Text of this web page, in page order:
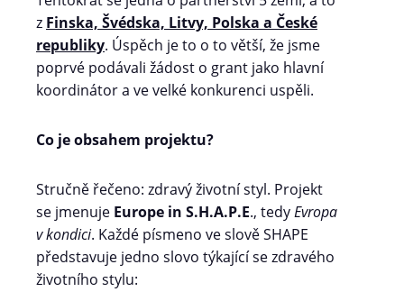
z Finska, Švédska, Litvy, Polska a České
republiky. Úspěch je to o to větší, že jsme
poprvé podávali žádost o grant jako hlavní
koordinátor a ve velké konkurenci uspěli.
Co je obsahem projektu?
Stručně řečeno: zdravý životní styl. Projekt
se jmenuje Europe in S.H.A.P.E., tedyEvropa
v kondici. Každé písmeno ve slově SHAPE
představuje jedno slovo týkající se zdravého
životního stylu: